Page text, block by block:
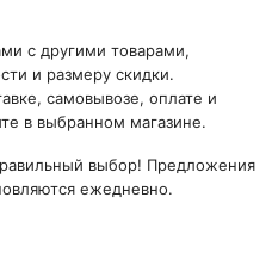
с другими товарами,
и размеру скидки.
самовывозе, оплате и
в выбранном магазине.
выбор! Предложения
ежедневно.